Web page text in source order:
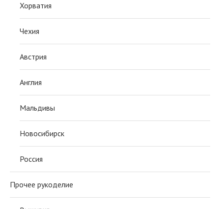
Хорватия
Чехия
Австрия
Англия
Мальдивы
Новосибирск
Россия
Прочее рукоделие